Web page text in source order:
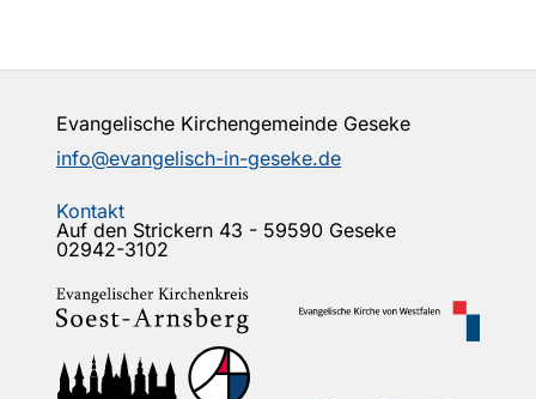
Evangelische Kirchengemeinde Geseke
info@evangelisch-in-geseke.de
Kontakt
Auf den Strickern 43 - 59590 Geseke
02942-3102